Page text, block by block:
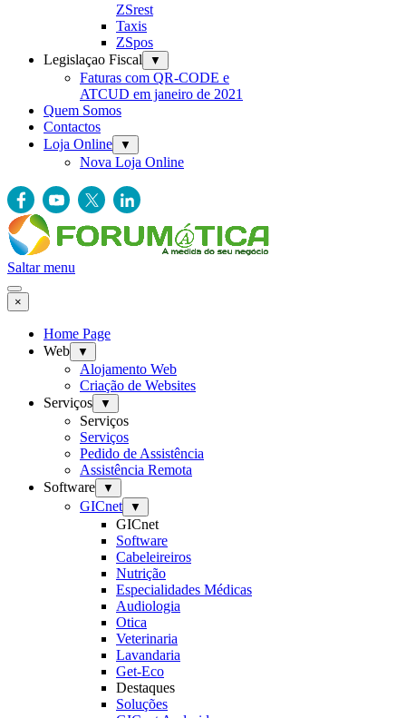
ZSrest
Taxis
ZSpos
Legislaçao Fiscal
▼
Faturas com QR-CODE e
ATCUD em janeiro de 2021
Quem Somos
Contactos
Loja Online
▼
Nova Loja Online
Saltar menu
×
Home Page
Web
▼
Alojamento Web
Criação de Websites
Serviços
▼
Serviços
Serviços
Pedido de Assistência
Assistência Remota
Software
▼
GICnet ▼
GICnet
Software
Cabeleireiros
Nutrição
Especialidades Médicas
Audiologia
Otica
Veterinaria
Lavandaria
Get-Eco
Destaques
Soluções